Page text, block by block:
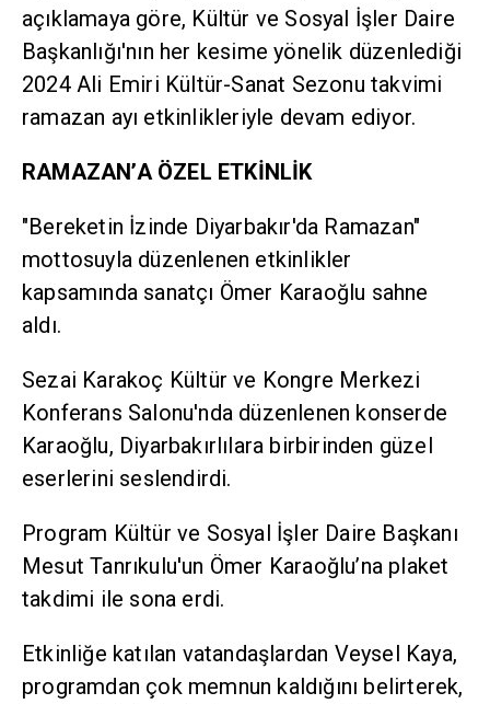
açıklamaya göre, Kültür ve Sosyal İşler Daire
Başkanlığı'nın her kesime yönelik düzenlediği
2024 Ali Emiri Kültür-Sanat Sezonu takvimi
ramazan ayı etkinlikleriyle devam ediyor.
RAMAZAN’A ÖZEL ETKİNLİK
"Bereketin İzinde Diyarbakır'da Ramazan"
mottosuyla düzenlenen etkinlikler
kapsamında sanatçı Ömer Karaoğlu sahne
aldı.
Sezai Karakoç Kültür ve Kongre Merkezi
Konferans Salonu'nda düzenlenen konserde
Karaoğlu, Diyarbakırlılara birbirinden güzel
eserlerini seslendirdi.
Program Kültür ve Sosyal İşler Daire Başkanı
Mesut Tanrıkulu'un Ömer Karaoğlu’na plaket
takdimi ile sona erdi.
Etkinliğe katılan vatandaşlardan Veysel Kaya,
programdan çok memnun kaldığını belirterek,